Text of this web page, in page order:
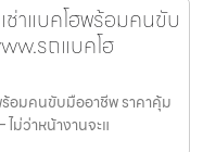
ช่าแบคโฮพร้อมคนขับ
รถแบคโฮ
ร้อมคนขับมืออาชีพ ราคาคุ้ม
ม่ว่าหน้างานจะแ